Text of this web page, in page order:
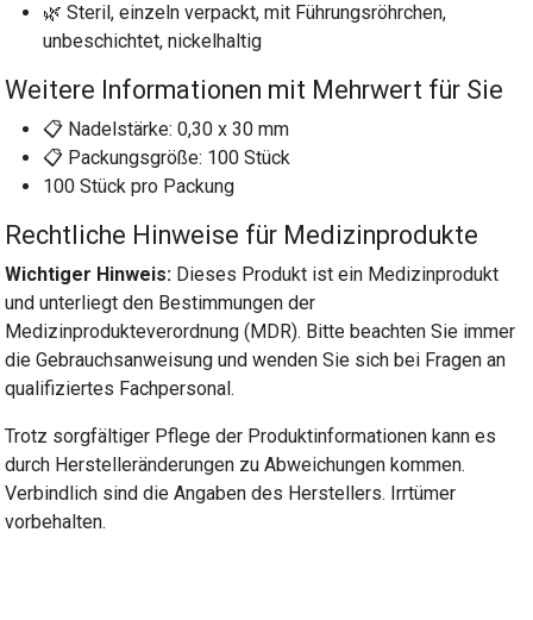
🌿 Steril, einzeln verpackt, mit Führungsröhrchen,
unbeschichtet, nickelhaltig
Weitere Informationen mit Mehrwert für Sie
📋 Nadelstärke: 0,30 x 30 mm
📋 Packungsgröße: 100 Stück
100 Stück pro Packung
Rechtliche Hinweise für Medizinprodukte
Wichtiger Hinweis: Dieses Produkt ist ein Medizinprodukt
und unterliegt den Bestimmungen der
Medizinprodukteverordnung (MDR). Bitte beachten Sie immer
die Gebrauchsanweisung und wenden Sie sich bei Fragen an
qualifiziertes Fachpersonal.
Trotz sorgfältiger Pflege der Produktinformationen kann es
durch Herstelleränderungen zu Abweichungen kommen.
Verbindlich sind die Angaben des Herstellers. Irrtümer
vorbehalten.